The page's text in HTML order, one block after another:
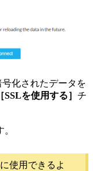
化されたデータを
［SSLを使用する］ チ
使用できるよ